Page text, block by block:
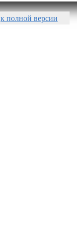
к полной версии